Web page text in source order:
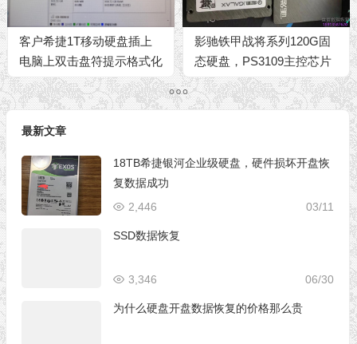
客户希捷1T移动硬盘插上
电脑上双击盘符提示格式化
影驰铁甲战将系列120G固
态硬盘，PS3109主控芯片
最新文章
18TB希捷银河企业级硬盘，硬件损坏开盘恢
复数据成功
03/11
2,446
SSD数据恢复
06/30
3,346
为什么硬盘开盘数据恢复的价格那么贵